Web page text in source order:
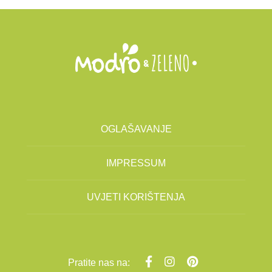
OGLAŠAVANJE
IMPRESSUM
UVJETI KORIŠTENJA
Pratite nas na: